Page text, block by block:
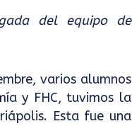
del equipo de
varios alumnos
y FHC, tuvimos la
Esta fue una